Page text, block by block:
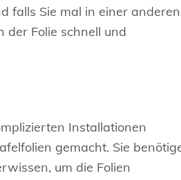
falls Sie mal in einer anderen
der Folie schnell und
Installationen
gemacht. Sie
um die Folien